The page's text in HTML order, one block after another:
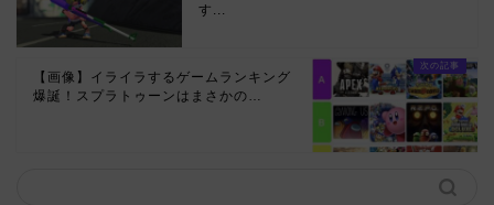
す...
【画像】イライラするゲームランキング
爆誕！スプラトゥーンはまさかの…